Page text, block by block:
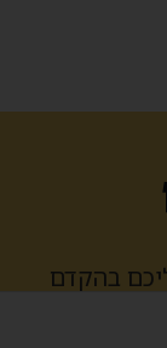
בהקדם